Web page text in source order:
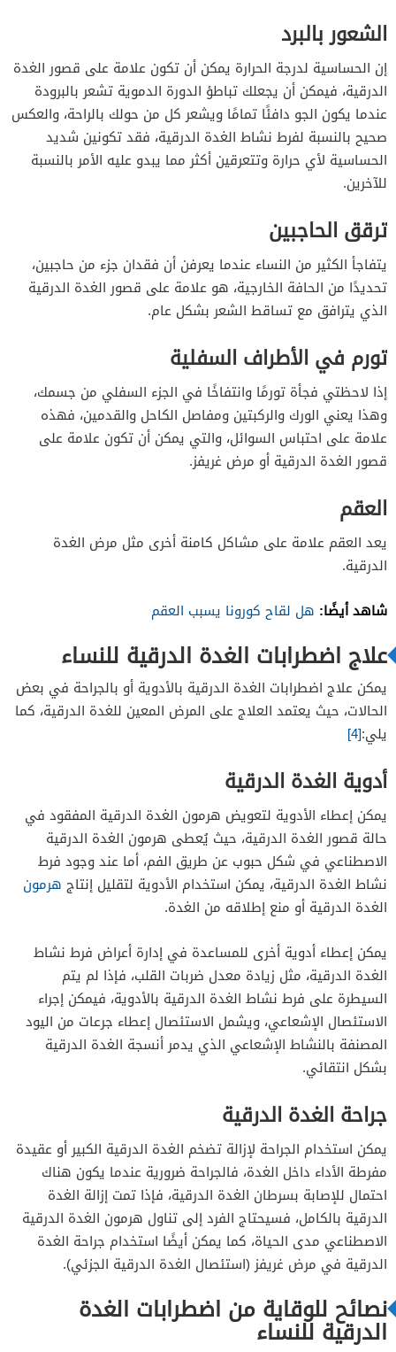
الشعور بالبرد
إن الحساسية لدرجة الحرارة يمكن أن تكون علامة على قصور الغدة
الدرقية، فيمكن أن يجعلك تباطؤ الدورة الدموية تشعر بالبرودة
عندما يكون الجو دافئًا تمامًا ويشعر كل من حولك بالراحة، والعكس
صحيح بالنسبة لفرط نشاط الغدة الدرقية، فقد تكونين شديد
الحساسية لأي حرارة وتتعرقين أكثر مما يبدو عليه الأمر بالنسبة
للآخرين.
ترقق الحاجبين
يتفاجأ الكثير من النساء عندما يعرفن أن فقدان جزء من حاجبين،
تحديدًا من الحافة الخارجية، هو علامة على قصور الغدة الدرقية
الذي يترافق مع تساقط الشعر بشكل عام.
تورم في الأطراف السفلية
إذا لاحظتي فجأة تورمًا وانتفاخًا في الجزء السفلي من جسمك،
وهذا يعني الورك والركبتين ومفاصل الكاحل والقدمين، فهذه
علامة على احتباس السوائل، والتي يمكن أن تكون علامة على
قصور الغدة الدرقية أو مرض غريفز.
العقم
يعد العقم علامة على مشاكل كامنة أخرى مثل مرض الغدة
الدرقية.
شاهد أيضًا: هل لقاح كورونا يسبب العقم
علاج اضطرابات الغدة الدرقية للنساء
يمكن علاج اضطرابات الغدة الدرقية بالأدوية أو بالجراحة في بعض
الحالات، حيث يعتمد العلاج على المرض المعين للغدة الدرقية، كما
يلي:[4]
أدوية الغدة الدرقية
يمكن إعطاء الأدوية لتعويض هرمون الغدة الدرقية المفقود في
حالة قصور الغدة الدرقية، حيث يُعطى هرمون الغدة الدرقية
الاصطناعي في شكل حبوب عن طريق الفم، أما عند وجود فرط
نشاط الغدة الدرقية، يمكن استخدام الأدوية لتقليل إنتاج هرمون
الغدة الدرقية أو منع إطلاقه من الغدة.
يمكن إعطاء أدوية أخرى للمساعدة في إدارة أعراض فرط نشاط
الغدة الدرقية، مثل زيادة معدل ضربات القلب، فإذا لم يتم
السيطرة على فرط نشاط الغدة الدرقية بالأدوية، فيمكن إجراء
الاستئصال الإشعاعي، ويشمل الاستئصال إعطاء جرعات من اليود
المصنفة بالنشاط الإشعاعي الذي يدمر أنسجة الغدة الدرقية
بشكل انتقائي.
جراحة الغدة الدرقية
يمكن استخدام الجراحة لإزالة تضخم الغدة الدرقية الكبير أو عقيدة
مفرطة الأداء داخل الغدة، فالجراحة ضرورية عندما يكون هناك
احتمال للإصابة بسرطان الغدة الدرقية، فإذا تمت إزالة الغدة
الدرقية بالكامل، فسيحتاج الفرد إلى تناول هرمون الغدة الدرقية
الاصطناعي مدى الحياة، كما يمكن أيضًا استخدام جراحة الغدة
الدرقية في مرض غريفز (استئصال الغدة الدرقية الجزئي).
نصائح للوقاية من اضطرابات الغدة
الدرقية للنساء